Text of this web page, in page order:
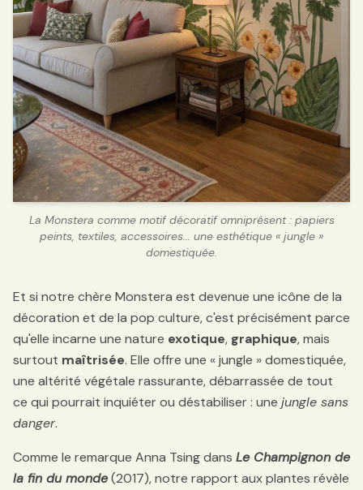
La Monstera comme motif décoratif omniprésent : papiers
peints, textiles, accessoires... une esthétique « jungle »
domestiquée.
Et si notre chère Monstera est devenue une icône de la
décoration et de la pop culture, c'est précisément parce
qu'elle incarne une nature exotique, graphique, mais
surtout maîtrisée. Elle offre une « jungle » domestiquée,
une altérité végétale rassurante, débarrassée de tout
ce qui pourrait inquiéter ou déstabiliser : une jungle sans
danger.
Comme le remarque Anna Tsing dans Le Champignon de
la fin du monde(2017), notre rapport aux plantes révèle